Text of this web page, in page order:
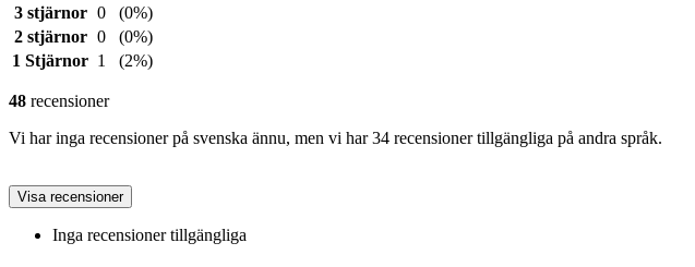
3 stjärnor 0
(0%)
2 stjärnor 0
(0%)
1 Stjärnor 1 (2%)
48 recensioner
Vi har inga recensioner på svenska ännu, men vi har 34 recensioner tillgängliga på andra språk.
Visa recensioner
Inga recensioner tillgängliga